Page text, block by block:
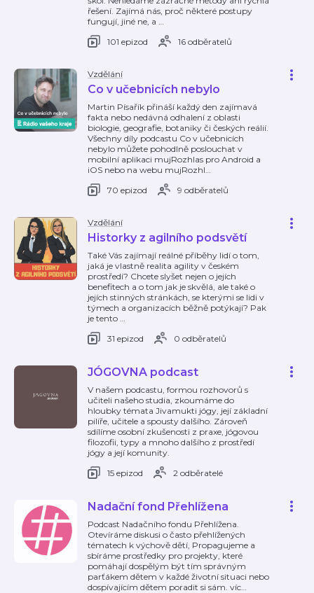
řešení. Zajímá nás, proč některé postupy
fungují, jiné ne, a …
101 epizod
16 odběratelů
Vzdělání
Co v učebnicích nebylo
Martin Písařík přináší každý den zajímavá
fakta nebo nedávná odhalení z oblasti
biologie, geografie, botaniky či českých reálií.
Všechny díly podcastu Co v učebnicích
nebylo můžete pohodlně poslouchat v
mobilní aplikaci mujRozhlas pro Android a
iOS nebo na webu mujRozhl…
70 epizod
9 odběratelů
Vzdělání
Historky z agilního podsvětí
Také Vás zajímají reálné příběhy lidí o tom,
jaká je vlastně realita agility v českém
prostředí? Chcete slyšet nejen o jejích
benefitech a o tom jak je skvělá, ale také o
jejích stinných stránkách, se kterými se lidi v
týmech a organizacích běžně potýkají? Pak
je tento …
31 epizod
0 odběratelů
JÓGOVNA podcast
V našem podcastu, formou rozhovorů s
učiteli našeho studia, zkoumáme do
hloubky témata Jivamukti jógy, její základní
pilíře, učitele a spousty dalšího. Zároveň
sdílíme osobní zkušenosti z praxe, jógovou
filozofii, typy a mnoho dalšího z prostředí
jógy a její komunity.
15 epizod
2 odběratelé
Nadační fond Přehlížena
Podcast Nadačního fondu Přehlížena.
Otevíráme diskusi o často přehlížených
tématech k výchově dětí, Propagujeme a
sbíráme prostředky pro projekty, které
pomáhají dospělým být tím správným
parťákem dětem v každé životní situaci nebo
dospívajícím dětem poradit si sám. víc…